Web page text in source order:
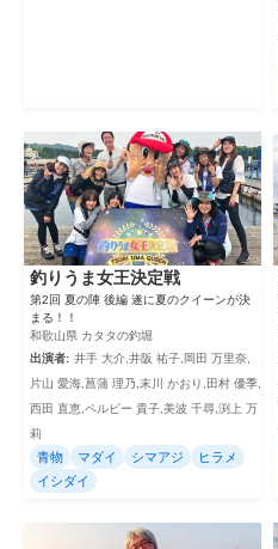
釣りうま女王決定戦
第2回 夏の陣 後編 遂に夏のクイーンが決
まる！！
和歌山県 カタタの釣堀
出演者: 井手 大介,井阪 祐子,岡田 万里奈,
片山 愛海,菖蒲 理乃,末川 かおり,田村 優季,
西田 直恵,ペルビー 貴子,美波 千尋,渕上 万
莉
青物 マダイ シマアジ
ヒラメ
イシダイ